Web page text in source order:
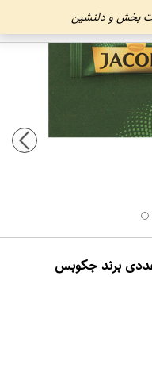
بخش و دلنشین